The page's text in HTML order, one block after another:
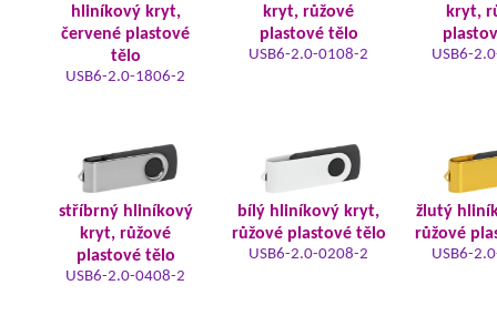
hliníkový kryt,
červené plastové
tělo
USB6-2.0-1806-2
kryt, růžové
plastové tělo
USB6-2.0-0108-2
kryt,
USB6-
stříbrný hliníkový
kryt, růžové
plastové tělo
USB6-2.0-0408-2
bílý hliníkový kryt,
růžové plastové tělo
USB6-2.0-0208-2
žlutý
růžové
USB6-